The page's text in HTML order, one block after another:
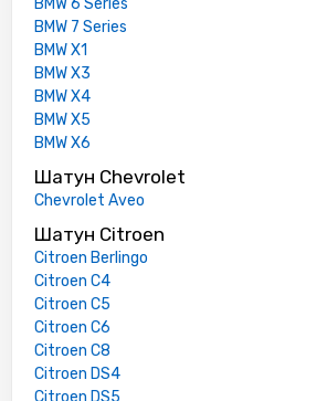
BMW 6 Series
BMW 7 Series
BMW X1
BMW X3
BMW X4
BMW X5
BMW X6
Шатун Chevrolet
Chevrolet Aveo
Шатун Citroen
Citroen Berlingo
Citroen C4
Citroen C5
Citroen C6
Citroen C8
Citroen DS4